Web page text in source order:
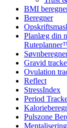
BMI
Beregner
Planlæg din
Gravid
Ovulation
Reflect
StressIndex
Period
Pulszone